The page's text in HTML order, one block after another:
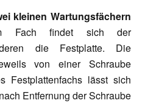
kleinen Wartungsfächern
Fach findet sich der
die Festplatte. Die
von einer Schraube
Festplattenfachs lässt sich
Entfernung der Schraube